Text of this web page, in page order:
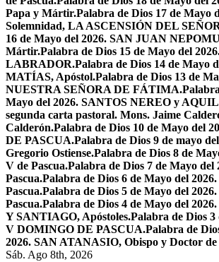
Papa y Mártir.Palabra de Dios 17 de Mayo
Solemnidad, LA ASCENSIÓN DEL
16 de Mayo del 2026. SAN JUAN
Mártir.Palabra de Dios 15 de Mayo del
LABRADOR.Palabra de Dios 14 de Mayo
MATÍAS, Apóstol.Palabra de Dios 13 de
NUESTRA SEÑORA DE FÁTIMA.
Mayo del 2026. SANTOS NEREO y
segunda carta pastoral. Mons. Jaime
Calderón.Palabra de Dios 10 de Mayo del
DE PASCUA.Palabra de Dios 9 de mayo
Gregorio Ostiense.Palabra de Dios 8 de
V de Pascua.Palabra de Dios 7 de Mayo del
Pascua.Palabra de Dios 6 de Mayo del
Pascua.Palabra de Dios 5 de Mayo del
Pascua.Palabra de Dios 4 de Mayo del
Y SANTIAGO, Apóstoles.Palabra de Dios 3
V DOMINGO DE PASCUA.Palabra de
2026. SAN ATANASIO, Obispo y Doctor de
Sáb. Ago 8th, 2026